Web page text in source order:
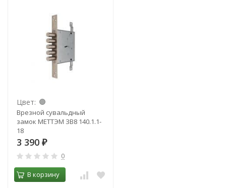
Цвет:
Врезной сувальдный
замок МЕТТЭМ ЗВ8 140.1.1-
18
3 390 ₽
0
В корзину